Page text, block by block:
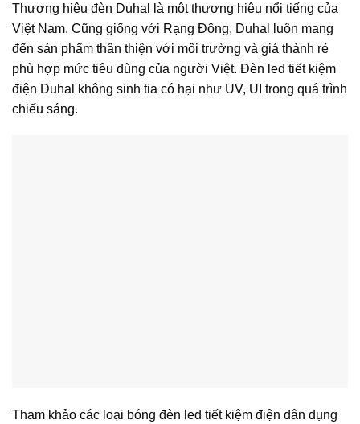
Thương hiệu đèn Duhal là một thương hiệu nổi tiếng của
Việt Nam. Cũng giống với Rạng Đông, Duhal luôn mang
đến sản phẩm thân thiện với môi trường và giá thành rẻ
phù hợp mức tiêu dùng của người Việt. Đèn led tiết kiệm
điện Duhal không sinh tia có hại như UV, UI trong quá trình
chiếu sáng.
Tham khảo các loại bóng đèn led tiết kiệm điện dân dụng